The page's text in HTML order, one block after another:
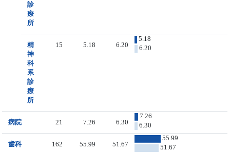
診
療
所
精
神
科
系
診
療
所
15 5.18 6.20
5.18
6.20
病院 21 7.26 6.30
7.26
6.30
歯科 162 55.99 51.67
55.99
51.67